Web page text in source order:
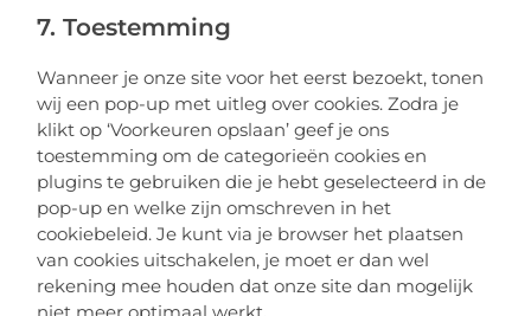
7. Toestemming
Wanneer je onze site voor het eerst bezoekt, tonen
wij een pop-up met uitleg over cookies. Zodra je
klikt op ‘Voorkeuren opslaan’ geef je ons
toestemming om de categorieën cookies en
plugins te gebruiken die je hebt geselecteerd in de
pop-up en welke zijn omschreven in het
cookiebeleid. Je kunt via je browser het plaatsen
van cookies uitschakelen, je moet er dan wel
rekening mee houden dat onze site dan mogelijk